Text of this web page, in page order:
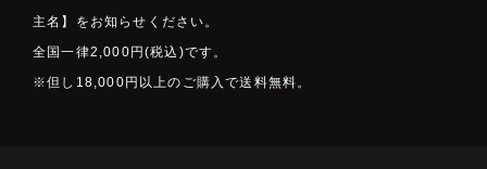
主名】をお知らせください。
全国一律2,000円(税込)です。
※但し18,000円以上のご購入で送料無料。